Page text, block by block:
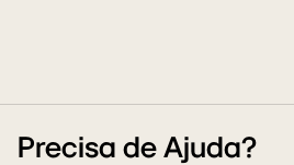
Precisa de Ajuda?